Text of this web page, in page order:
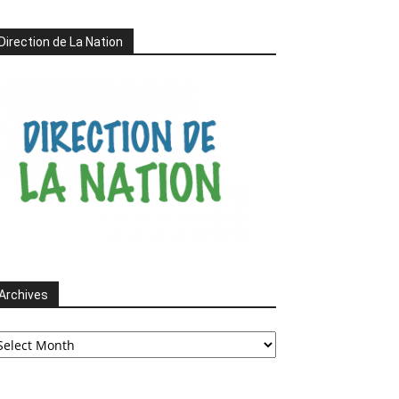
de La Nation